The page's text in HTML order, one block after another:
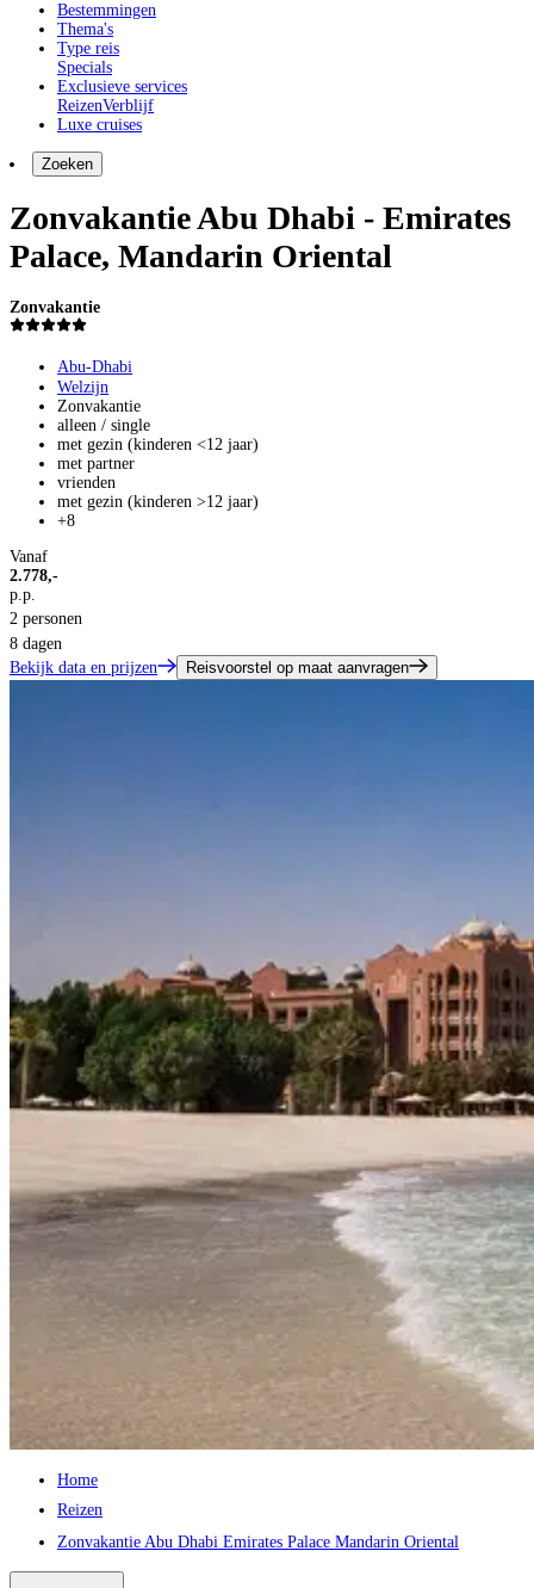
Bestemmingen
Thema's
Type reis
Specials
Exclusieve services
ReizenVerblijf
Luxe cruises
Zoeken
Zonvakantie Abu Dhabi - Emirates
Palace, Mandarin Oriental
Zonvakantie
Abu-Dhabi
Welzijn
Zonvakantie
alleen / single
met gezin (kinderen <12 jaar)
met partner
vrienden
met gezin (kinderen >12 jaar)
+8
Vanaf
2.778,-
p.p.
2 personen
8 dagen
Bekijk data en prijzen
Reisvoorstel op maat aanvragen
Home
Reizen
Zonvakantie Abu Dhabi Emirates Palace Mandarin Oriental